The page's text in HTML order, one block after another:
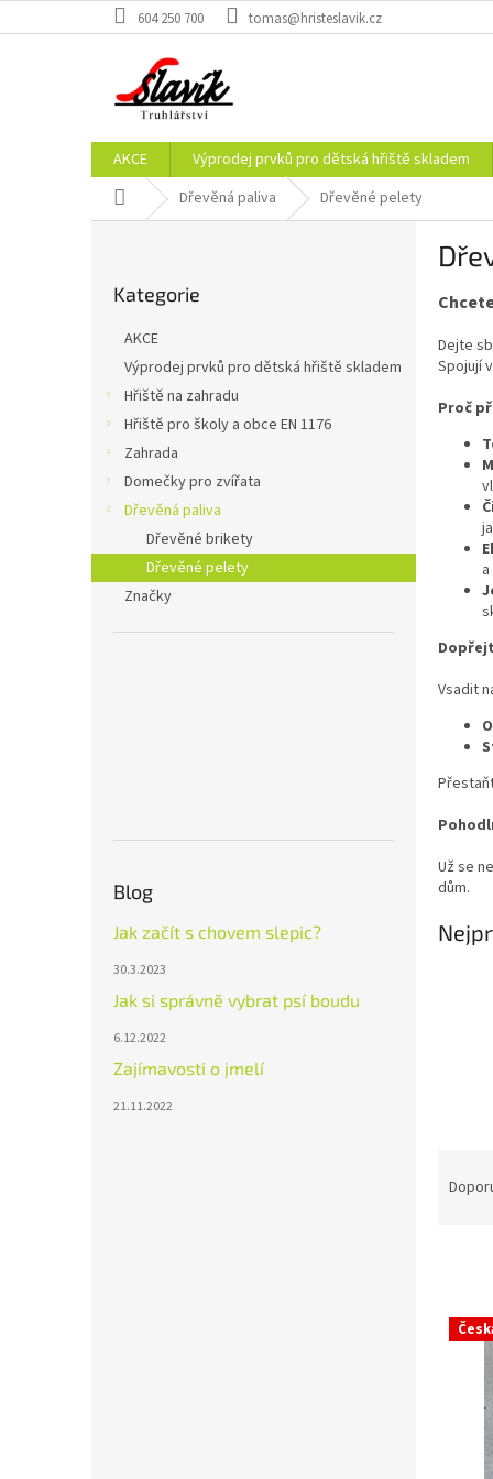
na
604 250 700 tomas@hristeslavik.cz
AKCE Výprodej prvků pro dětská hřiště skladem
Domů Dřevěná paliva Dřevěné pelety
l
kategorie
Kategorie
AKCE
Výprodej prvků pro dětská hřiště skladem
Hřiště na zahradu
Hřiště pro školy a obce EN 1176
Zahrada
Domečky pro zvířata
Dřevěná paliva
Dřevěné brikety
Dřevěné pelety
Značky
Blog
Jak začít s chovem slepic?
30.3.2023
Jak si správně vybrat psí boudu
6.12.2022
Zajímavosti o jmelí
21.11.2022
Dejte
Spojují
Proč
Vsadit
Už se
dům.
V